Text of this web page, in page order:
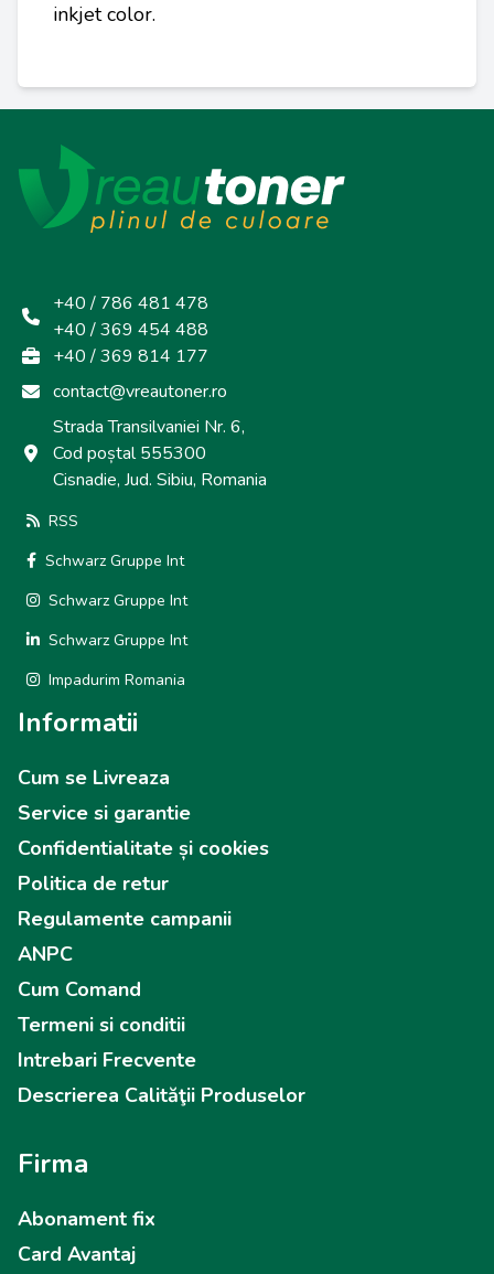
inkjet color.
+40 / 786 481 478
+40 / 369 454 488
+40 / 369 814 177
contact@vreautoner.ro
Strada Transilvaniei Nr. 6,
Cod poștal 555300
Cisnadie, Jud. Sibiu, Romania
RSS
Schwarz Gruppe Int
Schwarz Gruppe Int
Schwarz Gruppe Int
Impadurim Romania
Informatii
Cum se Livreaza
Service si garantie
Confidentialitate și cookies
Politica de retur
Regulamente campanii
ANPC
Cum Comand
Termeni si conditii
Intrebari Frecvente
Descrierea Calităţii Produselor
Firma
Abonament fix
Card Avantaj